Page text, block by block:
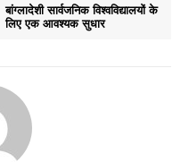
बांग्लादेशी सार्वजनिक विश्वविद्यालयों के
लिए एक आवश्यक सुधार